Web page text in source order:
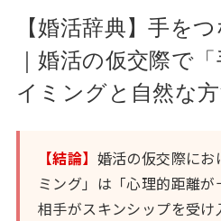
【婚活辞典】手を
｜婚活の仮交際で
イミングと自然な
【結論】 婚活の仮交際にお
ミング」は「心理的距離が
相手がスキンシップを受け